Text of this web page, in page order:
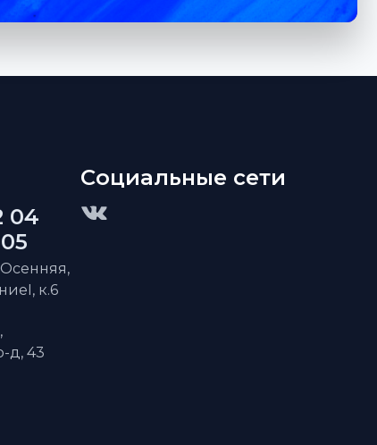
04
Осенняя,
к.6
д, 43
Социальные сети